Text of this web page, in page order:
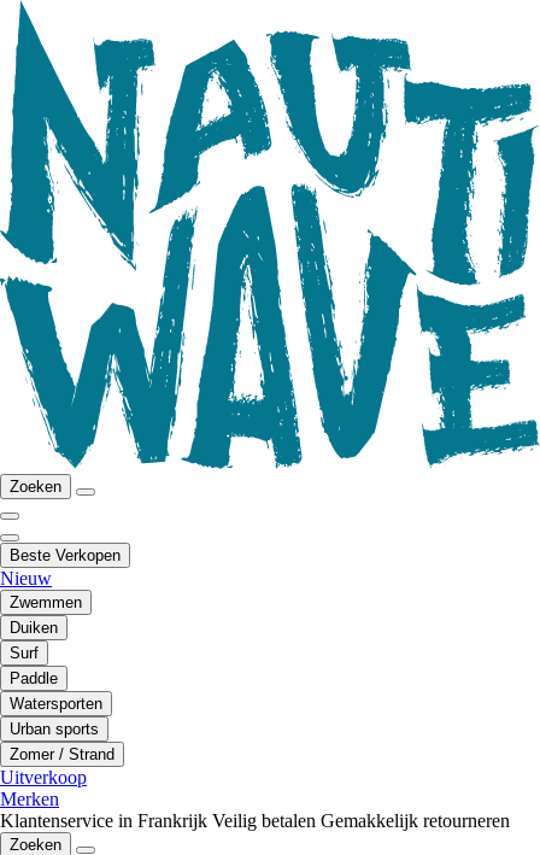
Zoeken
Beste Verkopen
Nieuw
Zwemmen
Duiken
Surf
Paddle
Watersporten
Urban sports
Zomer / Strand
Uitverkoop
Merken
Klantenservice in Frankrijk Veilig betalen Gemakkelijk retourneren
Zoeken